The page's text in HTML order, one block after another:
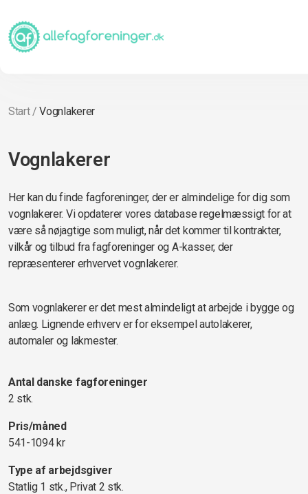
Start/Vognlakerer
Vognlakerer
Her kan du finde fagforeninger, der er almindelige for dig som
vognlakerer. Vi opdaterer vores database regelmæssigt for at
være så nøjagtige som muligt, når det kommer til kontrakter,
vilkår og tilbud fra fagforeninger og A-kasser, der
repræsenterer erhvervet vognlakerer.
Som vognlakerer er det mest almindeligt at arbejde i bygge og
anlæg. Lignende erhverv er for eksempel autolakerer,
automaler og lakmester.
Antal danske fagforeninger
2 stk.
Pris/måned
541-1094 kr
Type af arbejdsgiver
Statlig 1 stk., Privat 2 stk.